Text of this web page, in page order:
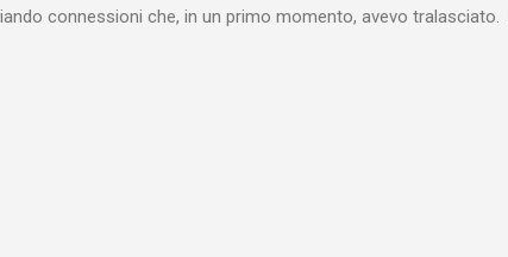
connessioni che, in un primo momento, avevo tralasciato.
e lo riempio con il materiale che ho già realizzato